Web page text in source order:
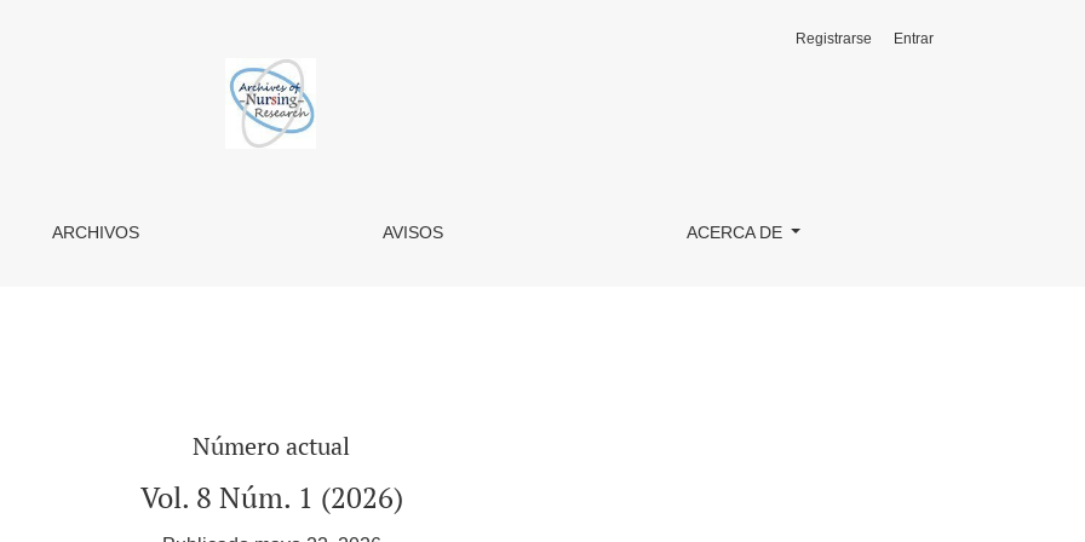
ARCHIVOS AVISOS ACERCA DE
Registrarse Entrar
Número actual
Vol. 8 Núm. 1 (2026)